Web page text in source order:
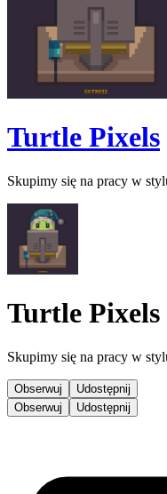
Turtle Pixels
Skupimy się na pracy w
Turtle Pixels
Skupimy się na pracy w
Obserwuj
Udostępnij
Obserwuj
Udostępnij